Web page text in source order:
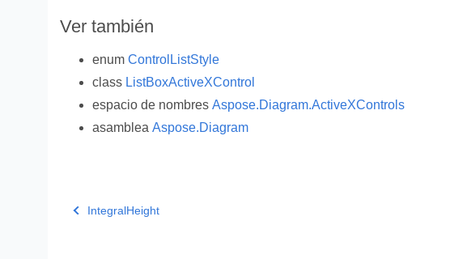
Ver también
enum ControlListStyle
class ListBoxActiveXControl
espacio de nombres Aspose.Diagram.ActiveXControls
asamblea Aspose.Diagram
IntegralHeight